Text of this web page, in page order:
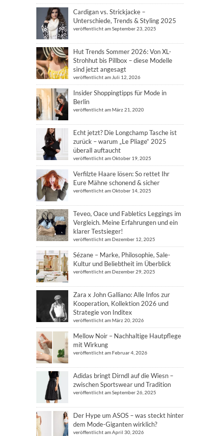
Cardigan vs. Strickjacke –
Unterschiede, Trends & Styling 2025
veröffentlicht am September 23, 2025
Hut Trends Sommer 2026: Von XL-
Strohhut bis Pillbox – diese Modelle
sind jetzt angesagt
veröffentlicht am Juli 12, 2026
Insider Shoppingtipps für Mode in
Berlin
veröffentlicht am März 21, 2020
Echt jetzt? Die Longchamp Tasche ist
zurück – warum „Le Pliage“ 2025
überall auftaucht
veröffentlicht am Oktober 19, 2025
Verfilzte Haare lösen: So rettet Ihr
Eure Mähne schonend & sicher
veröffentlicht am Oktober 14, 2025
Teveo, Oace und Fabletics Leggings im
Vergleich. Meine Erfahrungen und ein
klarer Testsieger!
veröffentlicht am Dezember 12, 2025
Sézane – Marke, Philosophie, Sale-
Kultur und Beliebtheit im Überblick
veröffentlicht am Dezember 29, 2025
Zara x John Galliano: Alle Infos zur
Kooperation, Kollektion 2026 und
Strategie von Inditex
veröffentlicht am März 20, 2026
Mellow Noir – Nachhaltige Hautpflege
mit Wirkung
veröffentlicht am Februar 4, 2026
Adidas bringt Dirndl auf die Wiesn –
zwischen Sportswear und Tradition
veröffentlicht am September 26, 2025
Der Hype um ASOS – was steckt hinter
dem Mode-Giganten wirklich?
veröffentlicht am April 30, 2026